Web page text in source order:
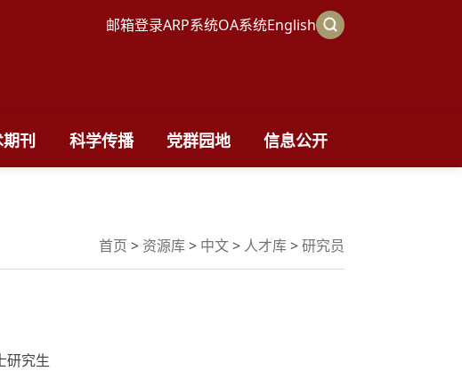
邮箱登录ARP系统OA系统English
刊 科学传播 党群园地 信息公开
首页 > 资源库> 中文> 人才库>研究员
研究生